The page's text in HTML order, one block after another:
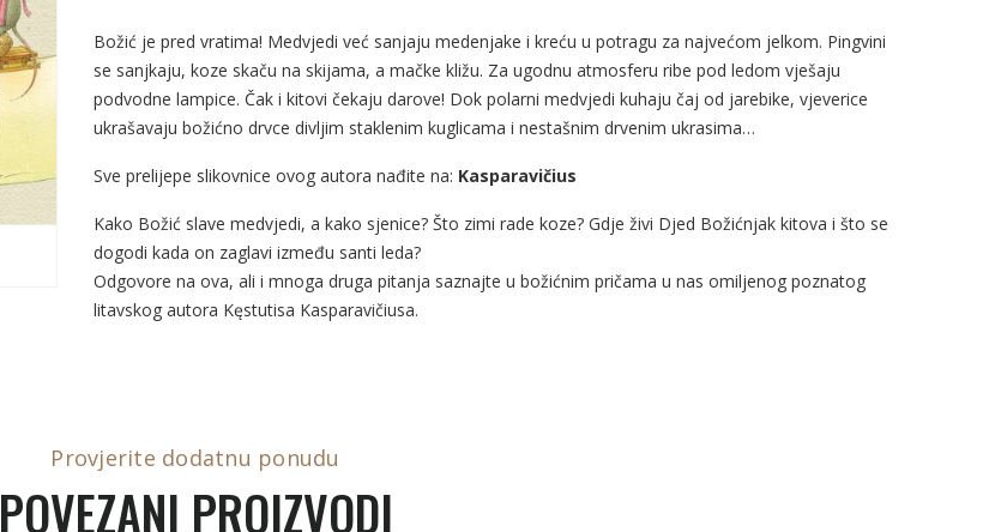
Božić je pred vratima! Medvjedi već sanjaju medenjake i kreću u potragu za najvećom jelkom. Pingvini
se sanjkaju, koze skaču na skijama, a mačke kližu. Za ugodnu atmosferu ribe pod ledom vješaju
podvodne lampice. Čak i kitovi čekaju darove! Dok polarni medvjedi kuhaju čaj od jarebike, vjeverice
ukrašavaju božićno drvce divljim staklenim kuglicama i nestašnim drvenim ukrasima…
Sve prelijepe slikovnice ovog autora nađite na: Kasparavičius
Kako Božić slave medvjedi, a kako sjenice? Što zimi rade koze? Gdje živi Djed Božićnjak kitova i što se
dogodi kada on zaglavi između santi leda?
Odgovore na ova, ali i mnoga druga pitanja saznajte u božićnim pričama u nas omiljenog poznatog
litavskog autora Kęstutisa Kasparavičiusa.
Provjerite dodatnu ponudu
POVEZANI PROIZVODI